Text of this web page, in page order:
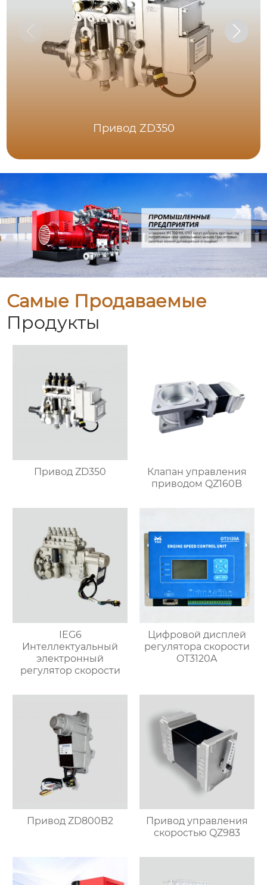
Привод ZD350
Самые Продаваемые
Продукты
Привод ZD350
Клапан управления
приводом QZ160B
IEG6
Интеллектуальный
электронный
регулятор скорости
Цифровой дисплей
регулятора скорости
OT3120A
Привод ZD800B2
Привод управления
скоростью QZ983